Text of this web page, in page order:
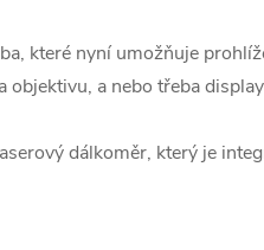
které nyní umožňuje
a nebo třeba
dálkoměr, který je